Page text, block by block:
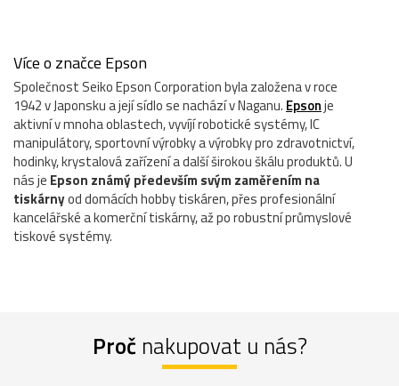
Více o značce Epson
Společnost Seiko Epson Corporation byla založena v roce
1942 v Japonsku a její sídlo se nachází v Naganu. Epsonje
aktivní v mnoha oblastech, vyvíjí robotické systémy, IC
manipulátory, sportovní výrobky a výrobky pro zdravotnictví,
hodinky, krystalová zařízení a další širokou škálu produktů. U
nás je Epson známý především svým zaměřením na
tiskárnyod domácích hobby tiskáren, přes profesionální
kancelářské a komerční tiskárny, až po robustní průmyslové
tiskové systémy.
Proč nakupovat u nás?